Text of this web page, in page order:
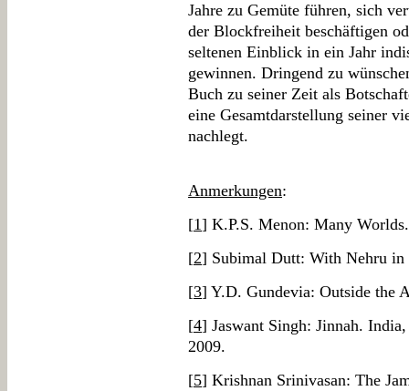
Jahre zu Gemüte führen, sich
der Blockfreiheit beschäftigen
seltenen Einblick in ein Jahr
gewinnen. Dringend zu
Buch zu seiner Zeit als
eine Gesamtdarstellung seiner
nachlegt.
Anmerkungen:
[1] K.P.S. Menon: Many
[2] Subimal Dutt: With Nehru
[3] Y.D. Gundevia: Outside the
[4] Jaswant Singh: Jinnah.
2009.
[5] Krishnan Srinivasan: The